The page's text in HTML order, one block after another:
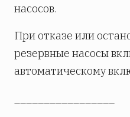
насосов.
При отказе или
резервные насосы
автоматическому